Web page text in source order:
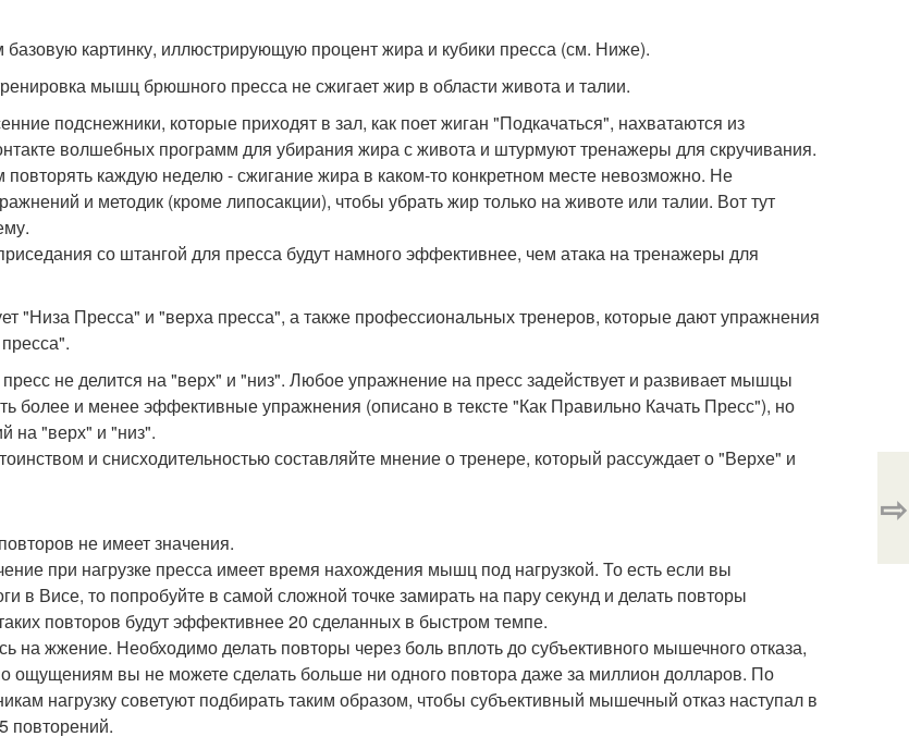
картинку, иллюстрирующую процент жира и кубики пресса (см. Ниже).
мышц брюшного пресса не сжигает жир в области живота и талии.
подснежники, которые приходят в зал, как поет жиган "Подкачаться", нахватаются из
волшебных программ для убирания жира с живота и штурмуют тренажеры для скручивания.
каждую неделю - сжигание жира в каком-то конкретном месте невозможно. Не
и методик (кроме липосакции), чтобы убрать жир только на животе или талии. Вот тут
со штангой для пресса будут намного эффективнее, чем атака на тренажеры для
"Низа Пресса" и "верха пресса", а также профессиональных тренеров, которые дают упражнения
не делится на "верх" и "низ". Любое упражнение на пресс задействует и развивает мышцы
более и менее эффективные упражнения (описано в тексте "Как Правильно Качать Пресс"), но
на "верх" и "низ".
и снисходительностью составляйте мнение о тренере, который рассуждает о "Верхе" и
не имеет значения.
при нагрузке пресса имеет время нахождения мышц под нагрузкой. То есть если вы
в Висе, то попробуйте в самой сложной точке замирать на пару секунд и делать повторы
повторов будут эффективнее 20 сделанных в быстром темпе.
на жжение. Необходимо делать повторы через боль вплоть до субъективного мышечного отказа,
ощущениям вы не можете сделать больше ни одного повтора даже за миллион долларов. По
нагрузку советуют подбирать таким образом, чтобы субъективный мышечный отказ наступал в
повторений.
⇨